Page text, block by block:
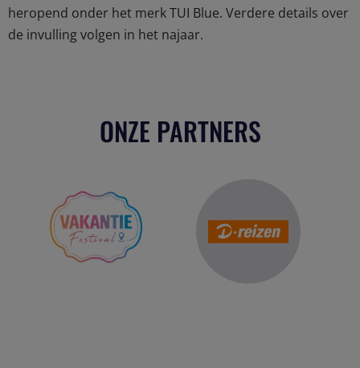
heropend onder het merk TUI Blue. Verdere details over
de invulling volgen in het najaar.
ONZE PARTNERS